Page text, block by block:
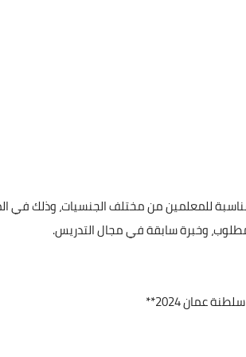
للمعلمين من مختلف الجنسيات، وذلك في
وخبرة سابقة في مجال التدريس.
عمان 2024**